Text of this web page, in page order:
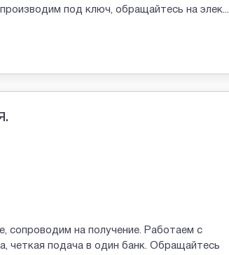
под ключ, обращайтесь на элек
сопроводим на получение. Работаем с
четкая подача в один банк. Обращайтесь